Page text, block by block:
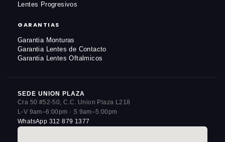
Lentes Progresivos
GARANTIAS
Garantia Monturas
Garantia Lentes de Contacto
Garantia Lentes Oftalmicos
SEDE UNION PLAZA
Cra 50 #52-50, C.C. Union Plaza L218
L-V 9am–6:00pm · S 9am–5:00pm
WhatsApp 312 879 1377